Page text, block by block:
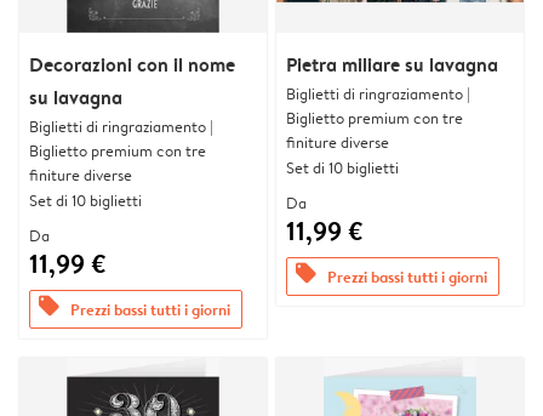
Decorazioni con il nome
su lavagna
Biglietti di ringraziamento |
Biglietto premium con tre
finiture diverse
Set di 10 biglietti
Da
11,99 €
offers Prezzi bassi tutti i giorni
Pietra miliare su lavagna
Biglietti di ringraziamento |
Biglietto premium con tre
finiture diverse
Set di 10 biglietti
Da
11,99 €
offers Prezzi bassi tutti i giorni